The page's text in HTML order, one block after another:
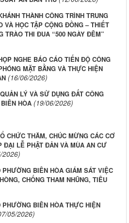
THÀNH CÔNG TRÌNH TRUNG
VÀ HỌC TẬP CỘNG ĐỒNG – THIẾT
TRÀO THI ĐUA “500 NGÀY ĐÊM”
NGHE BÁO CÁO TIẾN ĐỘ CÔNG
MẶT BẰNG VÀ THỰC HIỆN
(16/06/2026)
LÝ VÀ SỬ DỤNG ĐẤT CÔNG
HÒA (19/06/2026)
CHỨC THĂM, CHÚC MỪNG CÁC CƠ
ĐẠI LỄ PHẬT ĐẢN VÀ MÙA AN CƯ
2026)
BIÊN HÒA GIÁM SÁT VIỆC
CHỐNG THAM NHŨNG, TIÊU
BIÊN HÒA THỰC HIỆN
05/2026)